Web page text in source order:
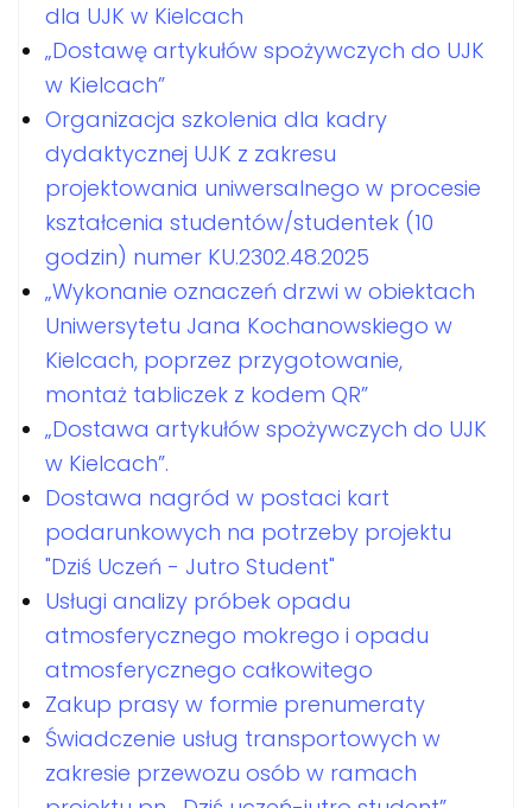
dla UJK w Kielcach
„Dostawę artykułów spożywczych do UJK
w Kielcach”
Organizacja szkolenia dla kadry
dydaktycznej UJK z zakresu
projektowania uniwersalnego w procesie
kształcenia studentów/studentek (10
godzin) numer KU.2302.48.2025
„Wykonanie oznaczeń drzwi w obiektach
Uniwersytetu Jana Kochanowskiego w
Kielcach, poprzez przygotowanie,
montaż tabliczek z kodem QR”
„Dostawa artykułów spożywczych do UJK
w Kielcach”.
Dostawa nagród w postaci kart
podarunkowych na potrzeby projektu
"Dziś Uczeń - Jutro Student"
Usługi analizy próbek opadu
atmosferycznego mokrego i opadu
atmosferycznego całkowitego
Zakup prasy w formie prenumeraty
Świadczenie usług transportowych w
zakresie przewozu osób w ramach